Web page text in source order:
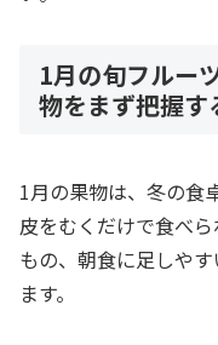
1月の旬フルー
物をまず把握す
1月の果物は、冬の食
皮をむくだけで食べ
もの、朝食に足しや
ます。